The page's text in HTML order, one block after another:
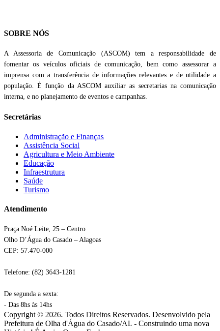
SOBRE NÓS
A Assessoria de Comunicação (ASCOM) tem a responsabilidade de
fomentar os veículos oficiais de comunicação, bem como assessorar a
imprensa com a transferência de informações relevantes e de utilidade a
população. É função da ASCOM auxiliar as secretarias na comunicação
interna, e no planejamento de eventos e campanhas.
Secretárias
Administração e Finanças
Assistência Social
Agricultura e Meio Ambiente
Educação
Infraestrutura
Saúde
Turismo
Atendimento
Praça Noé Leite, 25 – Centro
Olho D’Água do Casado – Alagoas
CEP: 57.470-000
Telefone: (82) 3643-1281
De segunda a sexta:
- Das 8hs às 14hs
Copyright © 2026. Todos Direitos Reservados. Desenvolvido pela
Prefeitura de Olha d'Água do Casado/AL - Construindo uma nova